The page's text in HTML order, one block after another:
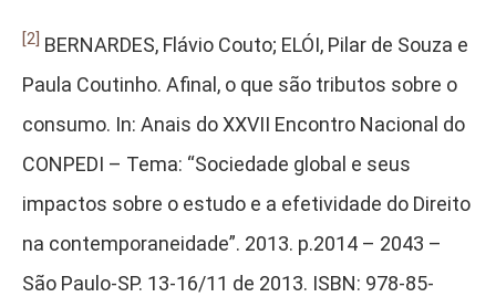
[2] BERNARDES, Flávio Couto; ELÓI, Pilar de Souza e
Paula Coutinho. Afinal, o que são tributos sobre o
consumo. In: Anais do XXVII Encontro Nacional do
CONPEDI – Tema: “Sociedade global e seus
impactos sobre o estudo e a efetividade do Direito
na contemporaneidade”. 2013. p.2014 – 2043 –
São Paulo-SP. 13-16/11 de 2013. ISBN: 978-85-